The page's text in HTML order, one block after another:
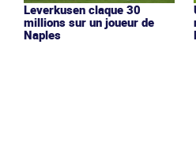
Leverkusen claque 30
millions sur un joueur de
Naples